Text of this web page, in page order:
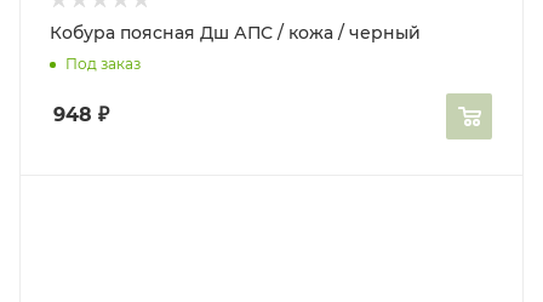
Кобура поясная Дш АПС / кожа / черный
Под заказ
948 ₽